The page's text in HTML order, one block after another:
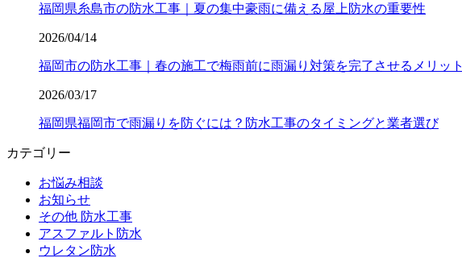
福岡県糸島市の防水工事｜夏の集中豪雨に備える屋上防水の重要性
2026/04/14
福岡市の防水工事｜春の施工で梅雨前に雨漏り対策を完了させるメリット
2026/03/17
福岡県福岡市で雨漏りを防ぐには？防水工事のタイミングと業者選び
カテゴリー
お悩み相談
お知らせ
その他 防水工事
アスファルト防水
ウレタン防水